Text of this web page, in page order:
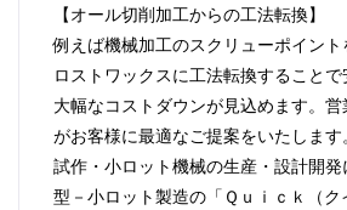
【オール切削加工からの工法転換】
例えば機械加工のスクリューポイン
ロストワックスに工法転換すること
大幅なコストダウンが見込めます。
がお客様に最適なご提案をいたします。
試作・小ロット機械の生産・設計開
型－小ロット製造の「Ｑｕｉｃｋ（